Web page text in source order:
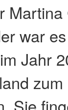
war
Jahr